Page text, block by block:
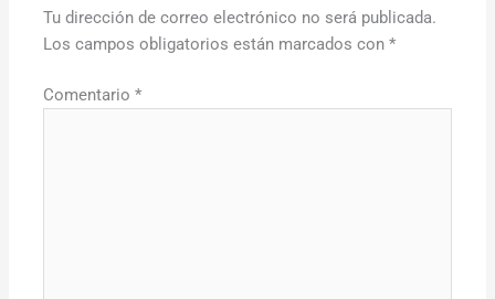
Tu dirección de correo electrónico no será publicada.
Los campos obligatorios están marcados con*
Comentario*